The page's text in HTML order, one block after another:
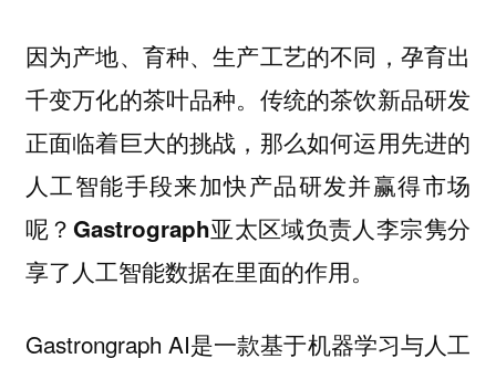
因为产地、育种、生产工艺的不同，孕育出
千变万化的茶叶品种。传统的茶饮新品研发
正面临着巨大的挑战，那么如何运用先进的
人工智能手段来加快产品研发并赢得市场
呢？ Gastrograph亚太区域负责人李宗隽分
享了人工智能数据在里面的作用。
Gastrongraph AI是一款基于机器学习与人工